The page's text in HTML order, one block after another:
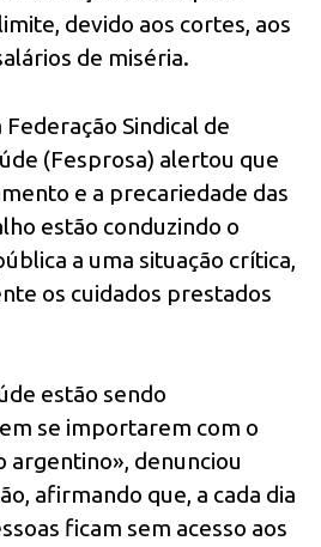
devido aos cortes, aos
de miséria.
Sindical de
(Fesprosa) alertou que
e a precariedade das
estão conduzindo o
a uma situação crítica,
os cuidados prestados
estão sendo
se importarem com o
argentino», denunciou
afirmando que, a cada dia
ficam sem acesso aos